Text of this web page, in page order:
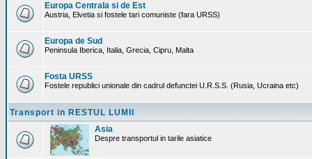
Europa Centrala si de Est
Austria, Elvetia si fostele tari comuniste (fara URSS)
Europa de Sud
Peninsula Iberica, Italia, Grecia, Cipru, Malta
Fosta URSS
Fostele republici unionale din cadrul defunctei U.R.S.S. (Rusia, Ucraina etc)
Transport in RESTUL LUMII
Asia
Despre transportul in tarile asiatice